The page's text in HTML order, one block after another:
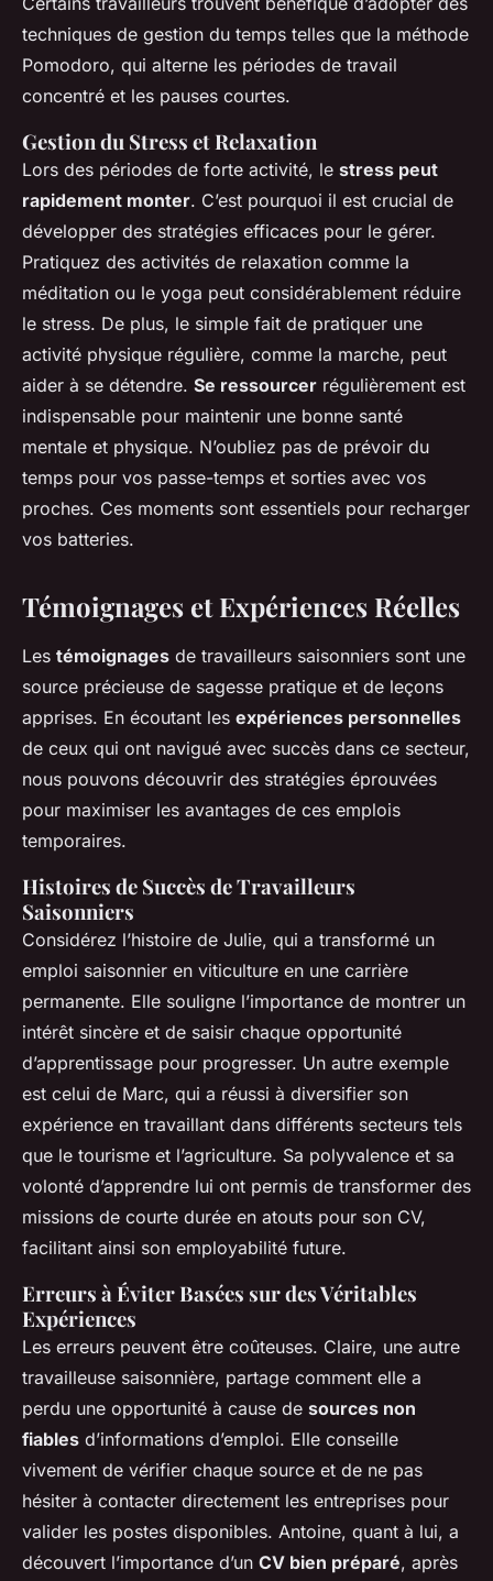
techniques de gestion du temps telles que la méthode
Pomodoro, qui alterne les périodes de travail
concentré et les pauses courtes.
Gestion du Stress et Relaxation
Lors des périodes de forte activité, le stress peut
rapidement monter. C’est pourquoi il est crucial de
développer des stratégies efficaces pour le gérer.
Pratiquez des activités de relaxation comme la
méditation ou le yoga peut considérablement réduire
le stress. De plus, le simple fait de pratiquer une
activité physique régulière, comme la marche, peut
aider à se détendre. Se ressourcer régulièrement est
indispensable pour maintenir une bonne santé
mentale et physique. N’oubliez pas de prévoir du
temps pour vos passe-temps et sorties avec vos
proches. Ces moments sont essentiels pour recharger
vos batteries.
Témoignages et Expériences Réelles
Les témoignages de travailleurs saisonniers sont une
source précieuse de sagesse pratique et de leçons
apprises. En écoutant les expériences personnelles
de ceux qui ont navigué avec succès dans ce secteur,
nous pouvons découvrir des stratégies éprouvées
pour maximiser les avantages de ces emplois
temporaires.
Histoires de Succès de Travailleurs
Saisonniers
Considérez l’histoire de Julie, qui a transformé un
emploi saisonnier en viticulture en une carrière
permanente. Elle souligne l’importance de montrer un
intérêt sincère et de saisir chaque opportunité
d’apprentissage pour progresser. Un autre exemple
est celui de Marc, qui a réussi à diversifier son
expérience en travaillant dans différents secteurs tels
que le tourisme et l’agriculture. Sa polyvalence et sa
volonté d’apprendre lui ont permis de transformer des
missions de courte durée en atouts pour son CV,
facilitant ainsi son employabilité future.
Erreurs à Éviter Basées sur des Véritables
Expériences
Les erreurs peuvent être coûteuses. Claire, une autre
travailleuse saisonnière, partage comment elle a
perdu une opportunité à cause de sources non
fiables d’informations d’emploi. Elle conseille
vivement de vérifier chaque source et de ne pas
hésiter à contacter directement les entreprises pour
valider les postes disponibles. Antoine, quant à lui, a
découvert l’importance d’un CV bien préparé, après